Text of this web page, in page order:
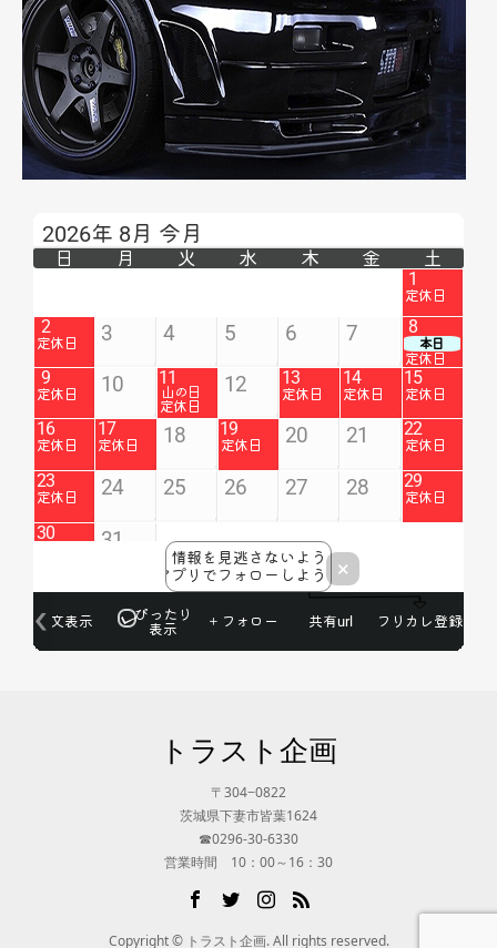
トラスト企画
〒304−0822
茨城県下妻市皆葉1624
☎0296-30-6330
営業時間 10：00～16：30
Copyright © トラスト企画. All rights reserved.